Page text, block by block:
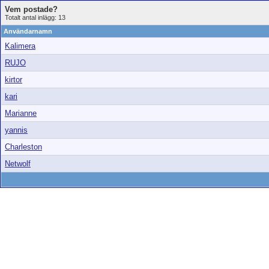
Vem postade?
Totalt antal inlägg: 13
Användarnamn
Kalimera
RUJO
kirtor
kari
Marianne
yannis
Charleston
Netwolf